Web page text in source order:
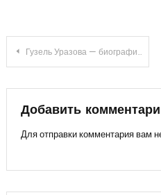
Навигация
по
записям
Гузель Уразова — биография, творчество и успехи популярной певицы
Добавить
Для отправки комментария вам